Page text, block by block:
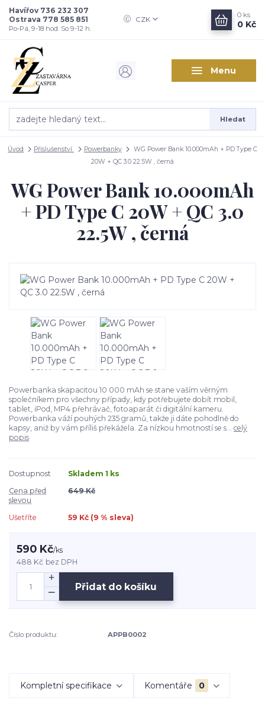
Menu
CZK
Hledat
Havířov 736 232 307
Ostrava 778 585 851
Po-Pá, 9-18 hod. So 9-12 h.
0 ks
0 Kč
Úvod Příslušenství Powerbanky
WG Power Bank 10.000mAh + PD Type C
20W + QC 3.0 22.5W , černá
WG Power Bank 10.000mAh
+ PD Type C 20W + QC 3.0
22.5W , černá
Powerbanka skapacitou 10 000 mAh se stane vaším věrným
společníkem pro všechny případy, kdy potřebujete dobít mobil,
tablet, iPod, MP4 přehrávač, fotoaparát či digitální kameru.
Powerbanka váží pouhých 235 gramů, takže ji dáte pohodlně do
kapsy, aniž by vám příliš překážela. Za nízkou hmotností se s... celý
popis
Dostupnost
Skladem 1 ks
Cena před
slevou
649 Kč
Ušetříte 59 Kč (9 % sleva)
590 Kč/ks
488 Kč bez DPH
Přidat do košíku
Číslo produktu: APPB0002
Kompletní specifikace Komentáře 0